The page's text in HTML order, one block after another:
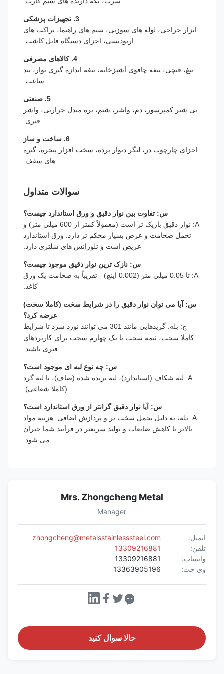
3. تجهیزات پزشکی
ابزار جراحی، لوله های سوزنی، سیم های راهنما، براکت های
ارتودنسی، اجزای دستگاه قابل کاشت.
4. کالاهای مصرفی
تیغ، قیچی، تیغه چاقوی آشپزخانه، تیغه اندازه گیری نوار، بند
ساعت.
5. صنعتی
نی شیر کمپرسور، دم، واشر، شیم، پره مبدل حرارتی، واشر
فنری.
6. ساخت و ساز
اجزای چارچوب در، لنگر دیوار پرده، سخت افزار پنجره، گیره
های سقف.
سوالات متداول
س: تفاوت بین نوار دقیق و ورق استاندارد چیست؟
A: نوار دقیق باریک تر است (معمولاً کمتر از 600 میلی متر) و
تحمل ضخامت و عرض بسیار محکم تر دارد. ورق استاندارد
عریض است و تلورانس های شلتری دارد.
س: نازک ترین نوار دقیق موجود چیست؟
A: تا 0.05 میلی متر (0.002 اینچ) - تقریباً به ضخامت یک ورق
کاغذ.
س: آیا می توان نوار دقیق را در شرایط سخت (کاملا سخت)
عرضه کرد؟
ج: بله. گریدهایی مانند 301 می توانند نورد سرد تا شرایط
کاملا سخت، نیمه سخت یا یک چهارم سخت برای کاربردهای
فنری باشند.
س: چه نوع لبه ای موجود است؟
A: لبه شکاف (استاندارد)، لبه بریده شده (صاف)، یا لبه گرد
(کاملا شعاعی).
س: آیا نوار دقیق گرانتر از ورق استاندارد است؟
A: بله، به دلیل تحمل سخت تر و پردازش اضافی. هزینه مواد
بالاتر با کاهش ضایعات و تولید سریعتر در فرآیند شما جبران
می شود.
Mrs. Zhongcheng Metal
Manager
ایمیل:
zhongcheng@metalsstainlesssteel.com
تلفن:
13309216881
واتساپ:
13309216881
وی چت:
13363905196
حالا سوال کنيد